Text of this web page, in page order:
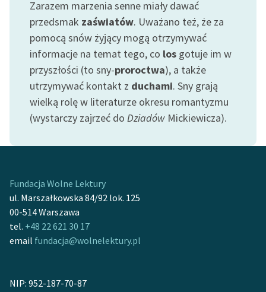
Popularyzacja
skandynawskiej literatury
feministycznej
Ręce pełne poezji
Kolekcje edukacyjne
twórców przechodzących
do domeny publicznej,
lektur szkolnych oraz
Starego Testamentu
Szkoła Poezji Wolnych
Lektur
O nas
O projekcie
Zarazem marzenia senne miały dawać
przedsmak zaświatów. Uważano też, że za
pomocą snów żyjący mogą otrzymywać
informacje na temat tego, co los gotuje im w
przyszłości (to sny-proroctwa), a także
utrzymywać kontakt z duchami. Sny grają
wielką rolę w literaturze okresu romantyzmu
(wystarczy zajrzeć do Dziadów Mickiewicza).
Fundacja Wolne Lektury
ul. Marszałkowska 84/92 lok. 125
00-514 Warszawa
tel. +48 22 621 30 17
email fundacja@wolnelektury.pl
NIP: 952-187-70-87